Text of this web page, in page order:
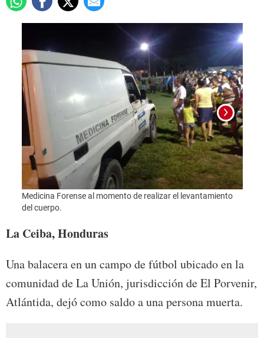
Medicina Forense al momento de realizar el levantamiento
del cuerpo.
La Ceiba, Honduras
Una balacera en un campo de fútbol ubicado en la
comunidad de La Unión, jurisdicción de El Porvenir,
Atlántida, dejó como saldo a una persona muerta.